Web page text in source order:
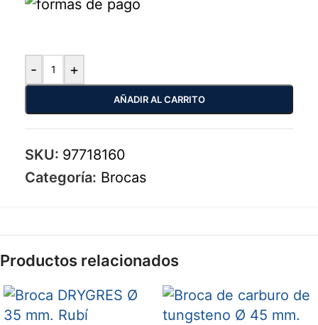
- +
AÑADIR AL CARRITO
SKU: 97718160
Categoría: Brocas
Productos relacionados